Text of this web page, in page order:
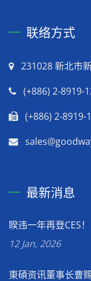
联络方式
231028 新北市
(+886) 2-8919-
(+886) 2-8919-
最新消息
睽违一年再登CES
12 Jan, 2026
東碩资讯董事长曹